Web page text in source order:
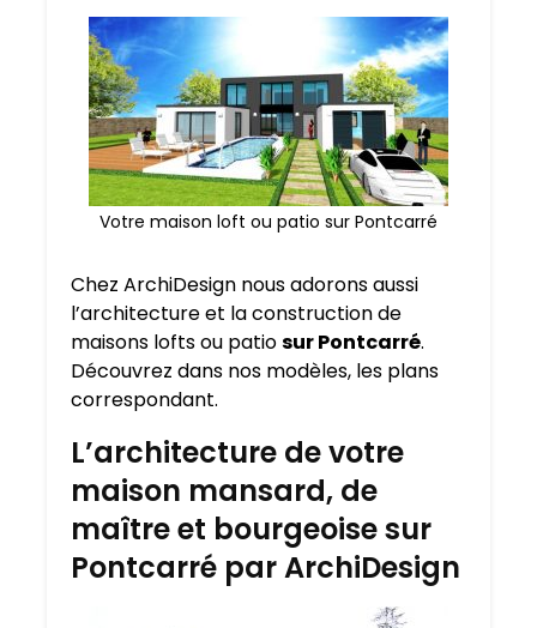
Votre maison loft ou patio sur Pontcarré
Chez ArchiDesign nous adorons aussi
l’architecture et la construction de
maisons lofts ou patiosur Pontcarré.
Découvrez dans nos modèles, les plans
correspondant.
L’architecture de votre
maison mansard, de
maître et bourgeoise sur
Pontcarré par ArchiDesign